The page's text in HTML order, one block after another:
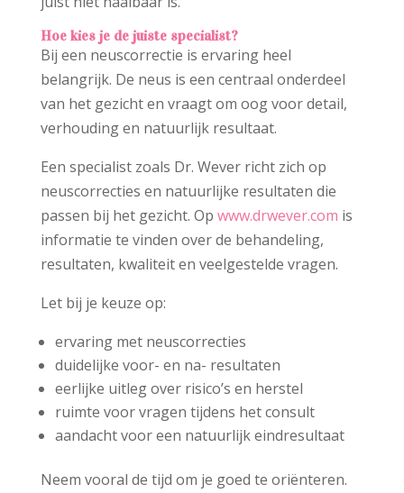
Hoe kies je de juiste specialist?
Bij een neuscorrectie is ervaring heel
belangrijk. De neus is een centraal onderdeel
van het gezicht en vraagt om oog voor detail,
verhouding en natuurlijk resultaat.
Een specialist zoals Dr. Wever richt zich op
neuscorrecties en natuurlijke resultaten die
passen bij het gezicht. Op www.drwever.com is
informatie te vinden over de behandeling,
resultaten, kwaliteit en veelgestelde vragen.
Let bij je keuze op:
ervaring met neuscorrecties
duidelijke voor- en na- resultaten
eerlijke uitleg over risico’s en herstel
ruimte voor vragen tijdens het consult
aandacht voor een natuurlijk eindresultaat
Neem vooral de tijd om je goed te oriënteren.